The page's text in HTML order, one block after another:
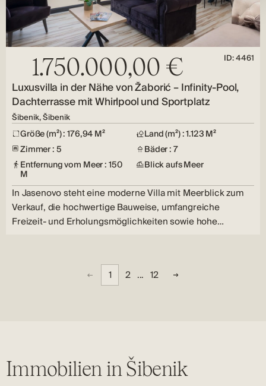
1.750.000,00 € ID: 4461
Luxusvilla in der Nähe von Žaborić – Infinity-Pool,
Dachterrasse mit Whirlpool und Sportplatz
Šibenik, Šibenik
Größe (m²) : 176,94 M²
Land (m²) : 1.123 M²
Zimmer : 5
Bäder : 7
Entfernung vom Meer : 150
M
Blick aufs Meer
In Jasenovo steht eine moderne Villa mit Meerblick zum
Verkauf, die hochwertige Bauweise, umfangreiche
Freizeit- und Erholungsmöglichkeiten sowie hohe
1 2 ... 12
Immobilien in Šibenik